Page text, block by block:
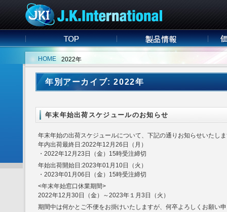
HOME 2022年
年別アーカイブ: 2022年
年末年始出荷スケジュールのお知らせ
年末年始の出荷スケジュールについて、下記の通りお知らせいたし
年内出荷最終日:2022年12月26日（月）
・2022年12月23日（金）15時受注締切
年始出荷開始日:2023年01月10日（火）
・2023年01月06日（金）15時受注締切
<年末年始窓口休業期間>
2022年12月30日（金）～2023年１月3日（火）
期間中は何かとご不便をお掛けいたしますが、何卒よろしくお願い